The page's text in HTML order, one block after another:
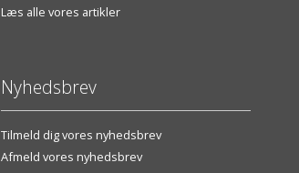
Læs alle vores artikler
Nyhedsbrev
Tilmeld dig vores nyhedsbrev
Afmeld vores nyhedsbrev